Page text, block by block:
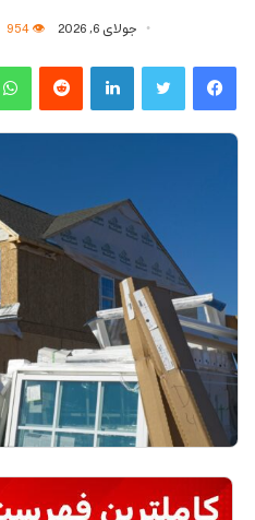
جولای 6, 2026
فیس بوک توییتر لینکدین‫رددیت